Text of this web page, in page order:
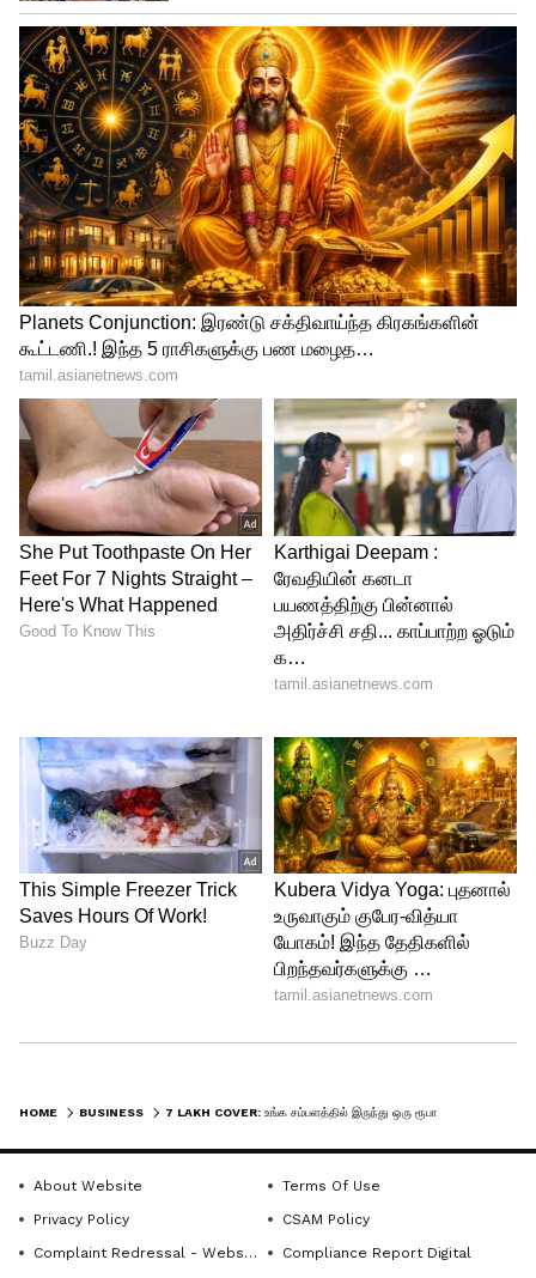
4
5
Image Credit :Our Own
கிளைம் செய்யும் நடைமுறை எளிது
இறப்புச் சான்றிதழ், வங்கி விவரங்கள்,
ஆதார் உள்ளிட்ட அடிப்படை
ஆவணங்களுடன் படிவம் 5IF ஆவணங்கள்
சமர்ப்பிக்கப்பட வேண்டும். தற்போது UAN
விண்ணப்பிக்கும் வசதி
அறிமுகப்படுத்தப்பட்டுள்ளது. அனைத்து
ஆவணங்களும் சரியாக இருந்தால்,
பொதுவாக 30 நாட்களுக்குள் தொகை
வழங்கப்படும்.
Image Credit :Our Own
பிஎப் கணக்கில் நாமினி விவரங்களை
HOME BUSINESS
About Website
Terms Of Use
Privacy Policy
CSAM Policy
Complaint Redressal - Website
Compliance Report Digital